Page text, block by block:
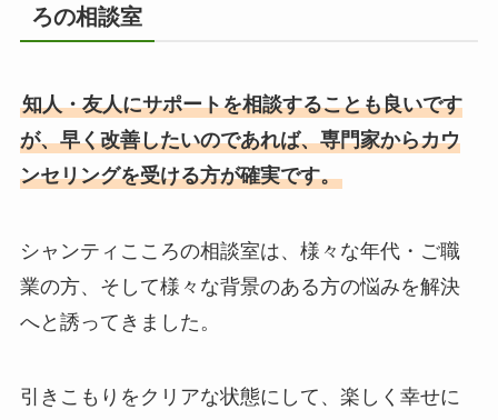
ろの相談室
知人・友人にサポートを相談することも良いです
が、早く改善したいのであれば、専門家からカウ
ンセリングを受ける方が確実です。
シャンティこころの相談室は、様々な年代・ご職
業の方、そして様々な背景のある方の悩みを解決
へと誘ってきました。
引きこもりをクリアな状態にして、楽しく幸せに